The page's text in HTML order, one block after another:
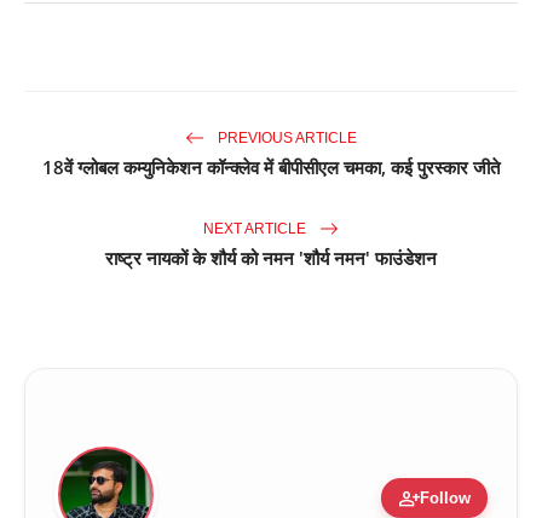
PREVIOUS ARTICLE
18वें ग्लोबल कम्युनिकेशन कॉन्क्लेव में बीपीसीएल चमका, कई पुरस्कार जीते
NEXT ARTICLE
राष्ट्र नायकों के शौर्य को नमन 'शौर्य नमन' फाउंडेशन
person_addFollow